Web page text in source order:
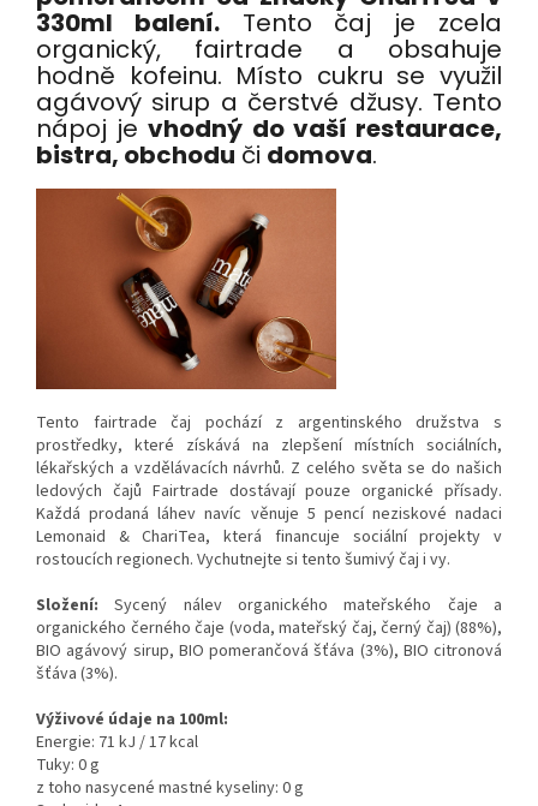
330ml balení.Tento čaj je zcela
organický, fairtrade a obsahuje
hodně kofeinu. Místo cukru se využil
agávový sirup a čerstvé džusy. Tento
nápoj jevhodný do vaší restaurace,
bistra, obchodu či domova.
Tento fairtrade čaj pochází z argentinského družstva s
prostředky, které získává na zlepšení místních sociálních,
lékařských a vzdělávacích návrhů. Z celého světa se do našich
ledových čajů Fairtrade dostávají pouze organické přísady.
Každá prodaná láhev navíc věnuje 5 pencí neziskové nadaci
Lemonaid & ChariTea, která financuje sociální projekty v
rostoucích regionech. Vychutnejte si tento šumivý čaj i vy.
Složení:Sycený nálev organického mateřského čaje a
organického černého čaje (voda, mateřský čaj, černý čaj) (88%),
BIO agávový sirup, BIO pomerančová šťáva (3%), BIO citronová
šťáva (3%).
Výživové údaje na 100ml:
Energie: 71 kJ / 17 kcal
Tuky: 0 g
z toho nasycené mastné kyseliny: 0 g